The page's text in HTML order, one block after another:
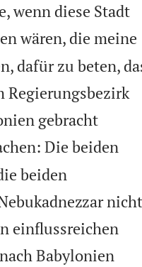
wenn diese Stadt
wären, die meine
dafür zu beten,
Regierungsbezirk
gebracht
Die beiden
beiden
nicht
einflussreichen
Babylonien